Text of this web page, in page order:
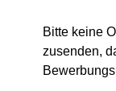
Bitte keine
zusenden,